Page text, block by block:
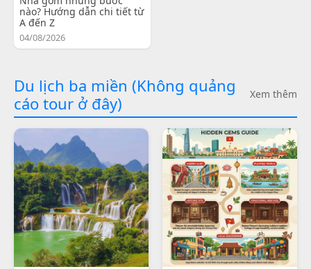
nào? Hướng dẫn chi tiết từ
A đến Z
04/08/2026
Du lịch ba miền (Không quảng
cáo tour ở đây)
Xem thêm